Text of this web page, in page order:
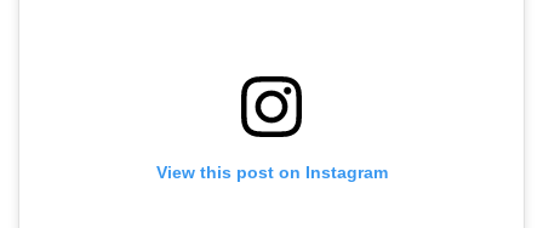
View this post on Instagram